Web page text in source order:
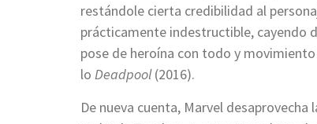
restándole cierta credibilidad al
prácticamente indestructible, cayendo
pose de heroína con todo y movimiento
lo Deadpool(2016).
De nueva cuenta, Marvel